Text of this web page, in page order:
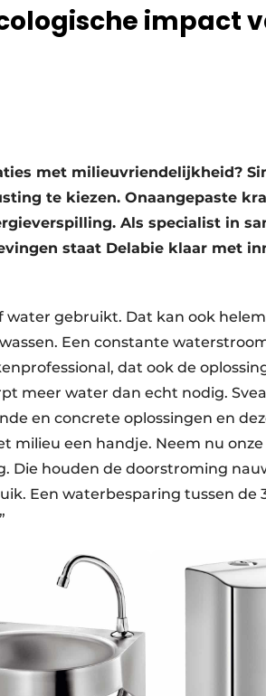
impact
met milieuvriendelijkheid?
te kiezen. Onaangepaste
Als specialist in
staat Delabie klaar met
gebruikt. Dat kan ook
Een constante
dat ook de
meer water dan echt nodig.
en concrete oplossingen en
milieu een handje. Neem nu
Die houden de doorstroming
Een waterbesparing tussen de